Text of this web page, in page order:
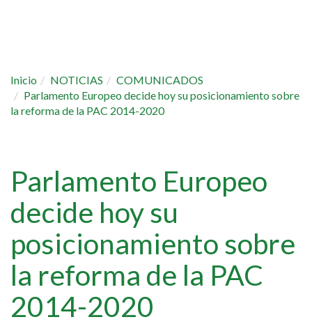
Inicio NOTICIAS
COMUNICADOS
Parlamento Europeo decide hoy su posicionamiento sobre
la reforma de la PAC 2014-2020
Parlamento Europeo
decide hoy su
posicionamiento sobre
la reforma de la PAC
2014-2020